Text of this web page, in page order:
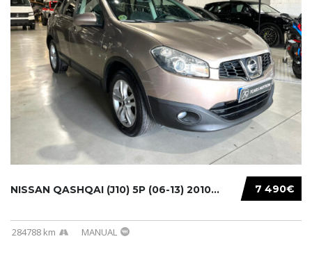
7 490€
NISSAN QASHQAI (J10) 5P (06-13) 2010...
284788 km MANUAL